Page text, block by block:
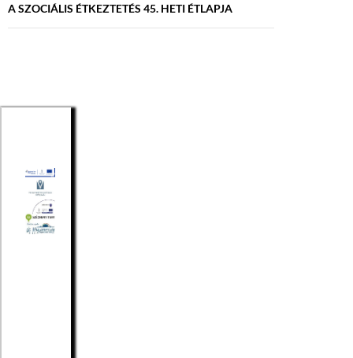
A SZOCIÁLIS ÉTKEZTETÉS 45. HETI ÉTLAPJA